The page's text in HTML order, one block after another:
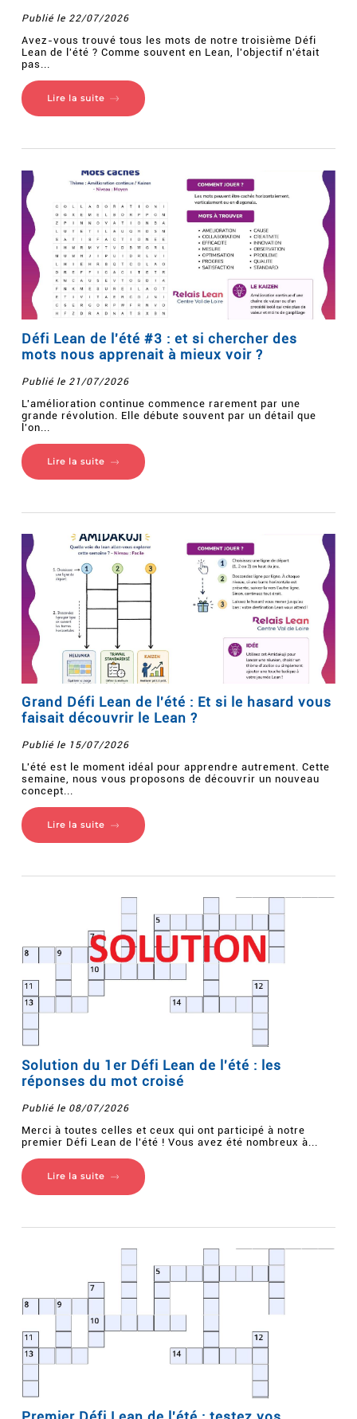
Publié le 22/07/2026
Avez-vous trouvé tous les mots de notre troisième Défi
Lean de l'été ? Comme souvent en Lean, l'objectif n'était
pas...
Lire la suite
Défi Lean de l'été #3 : et si chercher des
mots nous apprenait à mieux voir ?
Publié le 21/07/2026
L'amélioration continue commence rarement par une
grande révolution. Elle débute souvent par un détail que
l'on...
Lire la suite
Grand Défi Lean de l'été : Et si le hasard vous
faisait découvrir le Lean ?
Publié le 15/07/2026
L'été est le moment idéal pour apprendre autrement. Cette
semaine, nous vous proposons de découvrir un nouveau
concept...
Lire la suite
Solution du 1er Défi Lean de l'été : les
réponses du mot croisé
Publié le 08/07/2026
Merci à toutes celles et ceux qui ont participé à notre
premier Défi Lean de l'été ! Vous avez été nombreux à...
Lire la suite